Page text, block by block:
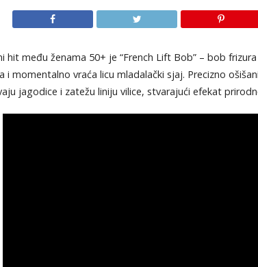
hit među ženama 50+ je “French Lift Bob” – bob
i momentalno vraća licu mladalački sjaj. Precizno
jagodice i zatežu liniju vilice, stvarajući efekat